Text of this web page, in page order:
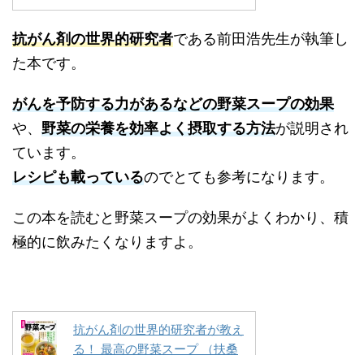
抗がん剤の世界的研究者である前田浩先生が執筆し
た本です。
がんを予防する力があるなどの野菜スープの効果
や、 野菜の栄養を効率よく摂取する方法が説明され
ています。
レシピも載っているのでとても参考になります。
この本を読むと野菜スープの効果がよくわかり、積
極的に飲みたくなりますよ。
抗がん剤の世界的研究者が教え
る！ 最高の野菜スープ （扶桑